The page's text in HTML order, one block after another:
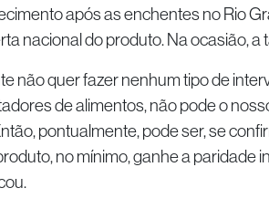
após as enchentes no Rio
nacional do produto. Na ocasião,
não quer fazer nenhum tipo de
de alimentos, não pode o
pontualmente, pode ser, se
no mínimo, ganhe a paridade